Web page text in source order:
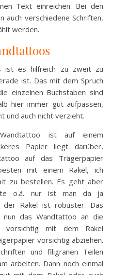
Text einreichen. Bei den
auch verschiedene Schriften,
werden.
ist es hilfreich zu zweit zu
ist. Das mit dem Spruch
einzelnen Buchstaben sind
hier immer gut aufpassen,
und auch nicht verzieht.
ist auf einem
Papier liegt darüber,
auf das Trägerpapier
mit einem Rakel, ich
zu bestellen. Es geht aber
o.ä. nur ist man da ja
der Rakel ist robuster. Das
nun das Wandtattoo an die
vorsichtig mit dem Rakel
vorsichtig abziehen.
und filigranen Teilen
arbeiten. Dann noch einmal